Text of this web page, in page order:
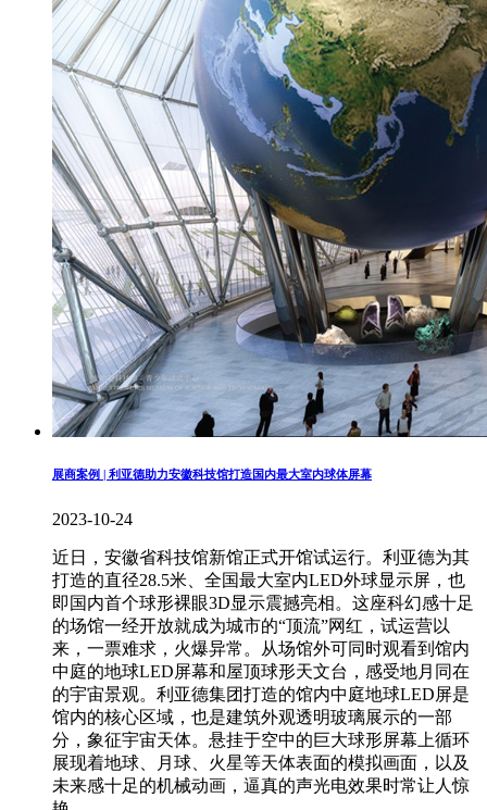
展商案例 | 利亚德助力安徽科技馆打造国内最大室内球体屏幕
2023-10-24
近日，安徽省科技馆新馆正式开馆试运行。利亚德为其
打造的直径28.5米、全国最大室内LED外球显示屏，也
即国内首个球形裸眼3D显示震撼亮相。这座科幻感十足
的场馆一经开放就成为城市的“顶流”网红，试运营以
来，一票难求，火爆异常。从场馆外可同时观看到馆内
中庭的地球LED屏幕和屋顶球形天文台，感受地月同在
的宇宙景观。利亚德集团打造的馆内中庭地球LED屏是
馆内的核心区域，也是建筑外观透明玻璃展示的一部
分，象征宇宙天体。悬挂于空中的巨大球形屏幕上循环
展现着地球、月球、火星等天体表面的模拟画面，以及
未来感十足的机械动画，逼真的声光电效果时常让人惊